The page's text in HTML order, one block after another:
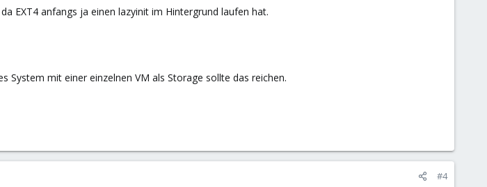
EXT4 anfangs ja einen lazyinit im Hintergrund laufen hat.
System mit einer einzelnen VM als Storage sollte das reichen.
#4